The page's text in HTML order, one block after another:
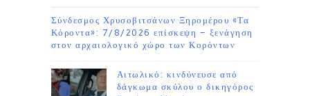
Σύνδεσμος Χρυσοβιτσάνων Ξηρομέρου «Τα
Κόροντα»: 7/8/2026 επίσκεψη – ξενάγηση
στον αρχαιολογικό χώρο των Κορόντων
Αιτωλικό: κινδύνευσε από
δάγκωμα σκύλου ο δικηγόρος